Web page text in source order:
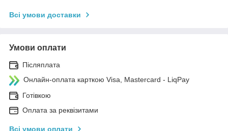
Всі умови доставки
Умови оплати
Післяплата
Онлайн-оплата карткою Visa, Mastercard - LiqPay
Готівкою
Оплата за реквізитами
Всі умови оплати